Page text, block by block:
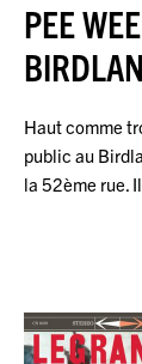
PEE
Haut comme
public au
la 52ème rue.